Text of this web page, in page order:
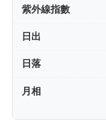
紫外線指數
日出
日落
月相